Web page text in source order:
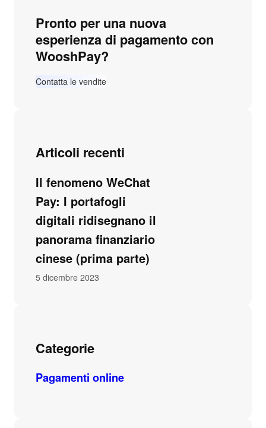
Pronto per una nuova
esperienza di pagamento con
WooshPay?
Contatta le vendite
Articoli recenti
Il fenomeno WeChat
Pay: I portafogli
digitali ridisegnano il
panorama finanziario
cinese (prima parte)
5 dicembre 2023
Categorie
Pagamenti online